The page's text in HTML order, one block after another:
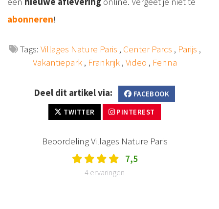
abonneren!
Tags: Villages Nature Paris , Center Parcs , Parijs ,
Vakantiepark, Frankrijk, Video , Fenna
Deel dit artikel via:
FACEBOOK
TWITTER
PINTEREST
Beoordeling Villages Nature Paris
7,5
4 ervaringen